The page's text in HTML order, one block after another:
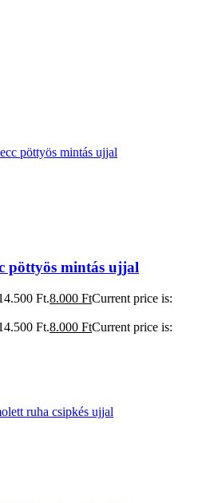
pöttyös mintás ujjal
Ft.8.000 FtCurrent price is:
Ft.8.000 FtCurrent price is: